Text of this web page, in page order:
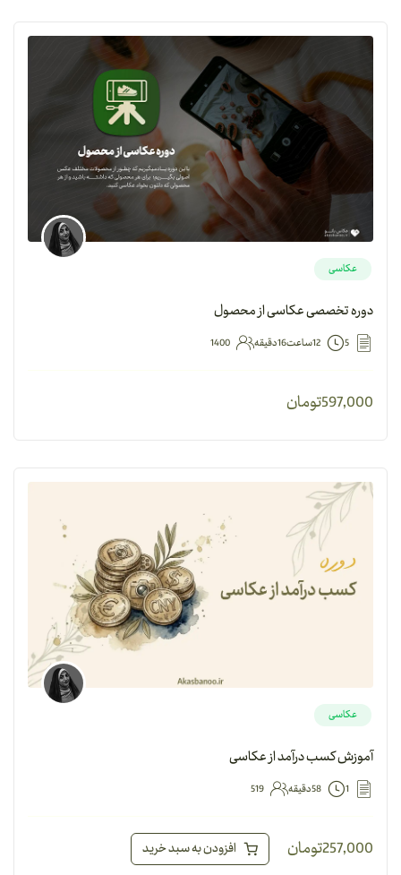
عکاسی
دوره تخصصی عکاسی از محصول
5 12ساعت16دقیقه 1400
597,000تومان
عکاسی
آموزش کسب درآمد از عکاسی
1 58دقیقه 519
257,000تومان افزودن به سبد خرید